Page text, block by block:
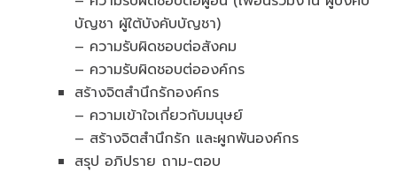
บัญชา ผู้ใต้บังคับบัญชา)
– ความรับผิดชอบต่อสังคม
– ความรับผิดชอบต่อองค์กร
สร้างจิตสำนึกรักองค์กร
– ความเข้าใจเกี่ยวกับมนุษย์
– สร้างจิตสำนึกรัก และผูกพันองค์กร
สรุป อภิปราย ถาม-ตอบ